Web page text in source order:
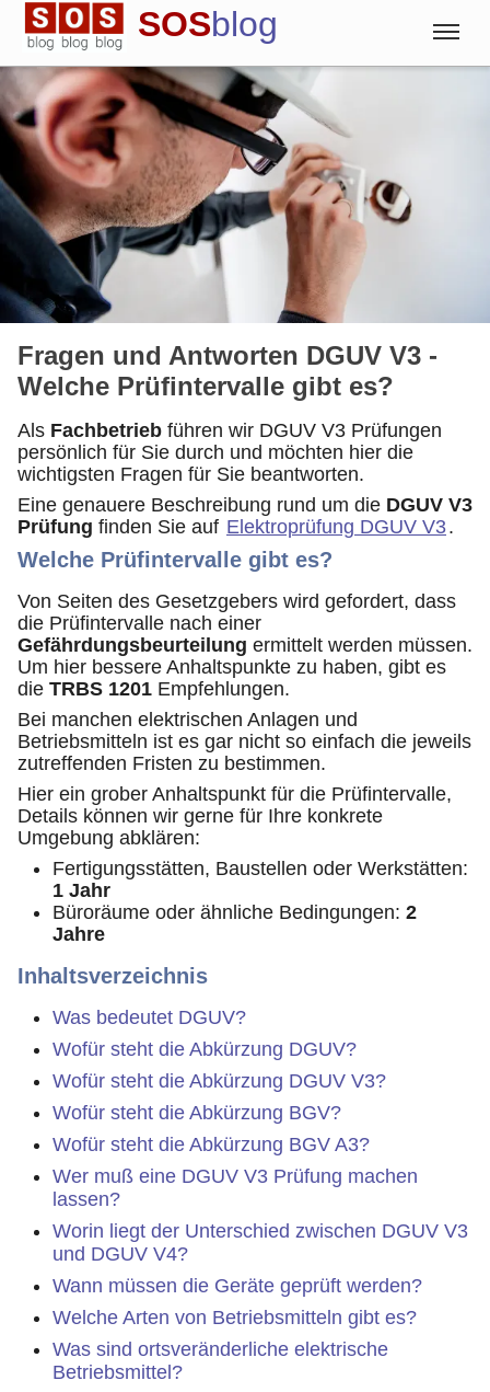
SOSblog
Blog
Englisch Deutsch Spanisch
Fragen und Antworten DGUV V3 -
Welche Prüfintervalle gibt es?
Als Fachbetrieb führen wir DGUV V3 Prüfungen
persönlich für Sie durch und möchten hier die
wichtigsten Fragen für Sie beantworten.
Eine genauere Beschreibung rund um die DGUV V3
Prüfung finden Sie auf Elektroprüfung DGUV V3.
Welche Prüfintervalle gibt es?
Von Seiten des Gesetzgebers wird gefordert, dass
die Prüfintervalle nach einer
Gefährdungsbeurteilung ermittelt werden müssen.
Um hier bessere Anhaltspunkte zu haben, gibt es
die TRBS 1201 Empfehlungen.
Bei manchen elektrischen Anlagen und
Betriebsmitteln ist es gar nicht so einfach die jeweils
zutreffenden Fristen zu bestimmen.
Hier ein grober Anhaltspunkt für die Prüfintervalle,
Details können wir gerne für Ihre konkrete
Umgebung abklären:
Fertigungsstätten, Baustellen oder Werkstätten:
1 Jahr
Büroräume oder ähnliche Bedingungen: 2
Jahre
Inhaltsverzeichnis
Was bedeutet DGUV?
Wofür steht die Abkürzung DGUV?
Wofür steht die Abkürzung DGUV V3?
Wofür steht die Abkürzung BGV?
Wofür steht die Abkürzung BGV A3?
Wer muß eine DGUV V3 Prüfung machen
lassen?
Worin liegt der Unterschied zwischen DGUV V3
und DGUV V4?
Wann müssen die Geräte geprüft werden?
Welche Arten von Betriebsmitteln gibt es?
Was sind ortsveränderliche elektrische
Betriebsmittel?